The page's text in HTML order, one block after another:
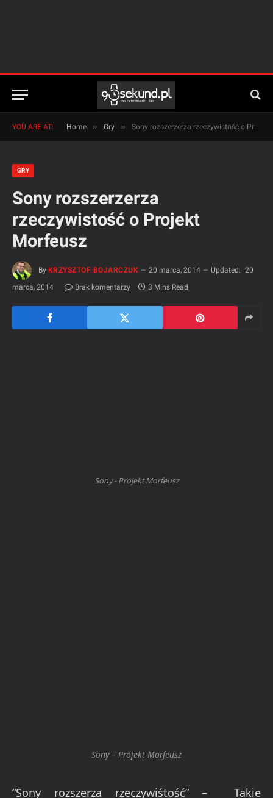
YOU ARE AT: Home » Gry » Sony rozszerzerza rzeczywistość o Projekt Morfeusz
GRY
Sony rozszerzerza
rzeczywistość o Projekt
Morfeusz
By KRZYSZTOF BOJARCZUK 20 marca, 2014 Updated: 20
marca, 2014
Brak komentarzy 3 Mins Read
Sony - Projekt Morfeusz
krążyły po sieci już od dłuższego czasu. “Projekt
pracy, choć co trzeba podkreślić, nie jest to